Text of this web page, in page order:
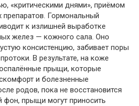
«критическими днями», приёмом
препаратов. Гормональный
к излишней выработке
желез — кожного сала. Оно
консистенцию, забивает поры
В результате, на коже
прыщи, которые
и болезненные
родов, пока не восстановится
фон, прыщи могут приносить